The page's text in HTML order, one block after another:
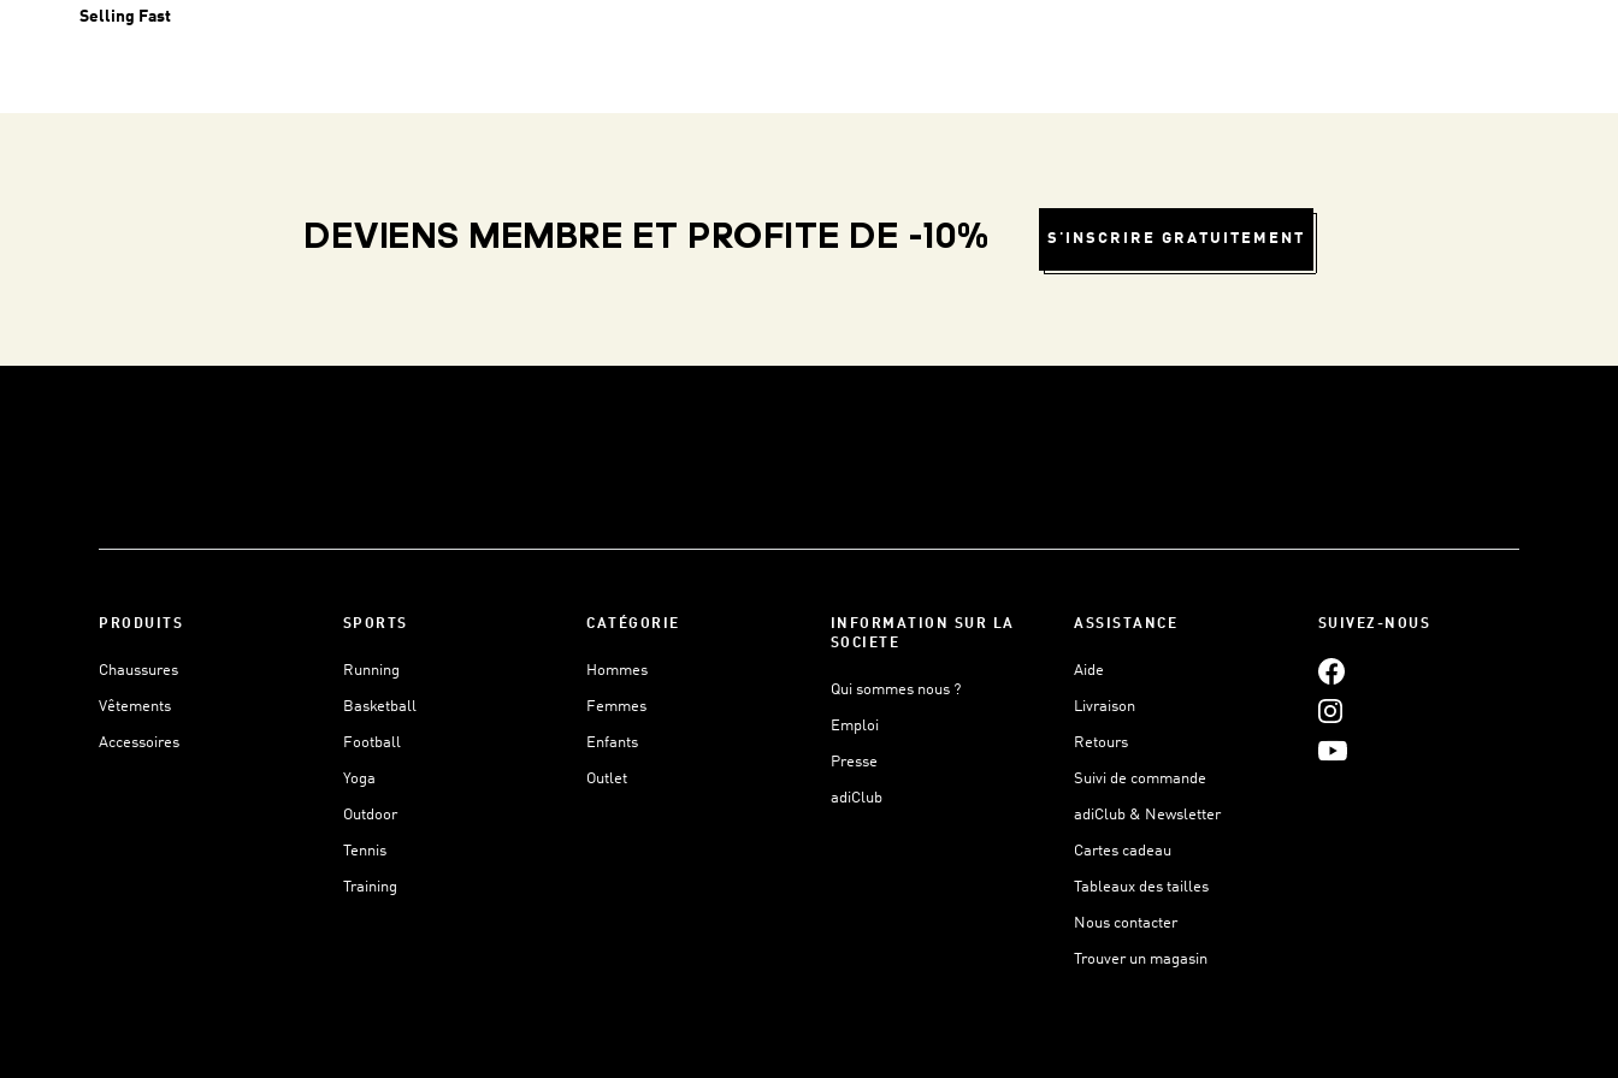
Selling Fast
DEVIENS MEMBRE ET PROFITE DE -10% S'INSCRIRE GRATUITEMENT
PRODUITS
Chaussures
Vêtements
Accessoires
SPORTS
Running
Basketball
Football
Yoga
Outdoor
Tennis
Training
CATÉGORIE
Hommes
Femmes
Enfants
Outlet
INFORMATION SUR LA
SOCIETE
Qui sommes nous ?
Emploi
Presse
adiClub
ASSISTANCE
Aide
Livraison
Retours
Suivi de commande
adiClub & Newsletter
Cartes cadeau
Tableaux des tailles
Nous contacter
Trouver un magasin
SUIVEZ-NOUS